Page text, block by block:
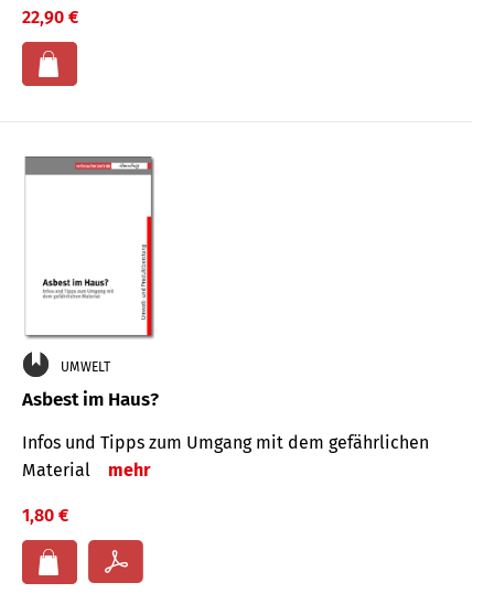
22,90 €
UMWELT
Asbest im Haus?
Infos und Tipps zum Um­gang mit dem ge­fähr­lichen
Mate­rial
mehr
1,80 €